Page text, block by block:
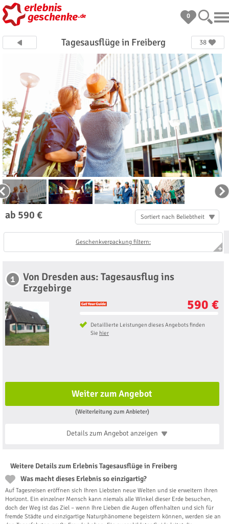
0
Tagesausflüge in Freiberg 38
ab 590 € Sortiert nach Beliebtheit
Geschenkverpackung filtern:
1
Von Dresden aus: Tagesausflug ins
Erzgebirge
590 €
Detaillierte Leistungen dieses Angebots finden
Sie hier
Weiter zum Angebot
(Weiterleitung zum Anbieter)
Details zum Angebotanzeigen
Weitere Details zum Erlebnis Tagesausflüge in Freiberg
Was macht dieses Erlebnis so einzigartig?
Auf Tagesreisen eröffnen sich Ihren Liebsten neue Welten und sie erweitern ihren
Horizont. Ein einzelner Mensch kann niemals alle Winkel dieser Erde besuchen,
doch der Weg ist das Ziel – wenn Ihre Lieben die Augen offenhalten und sich für
fremde Städte und einzigartige Naturphänomene begeistern können, werden sie an